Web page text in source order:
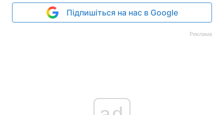
Підпишіться на нас в Google
Реклама